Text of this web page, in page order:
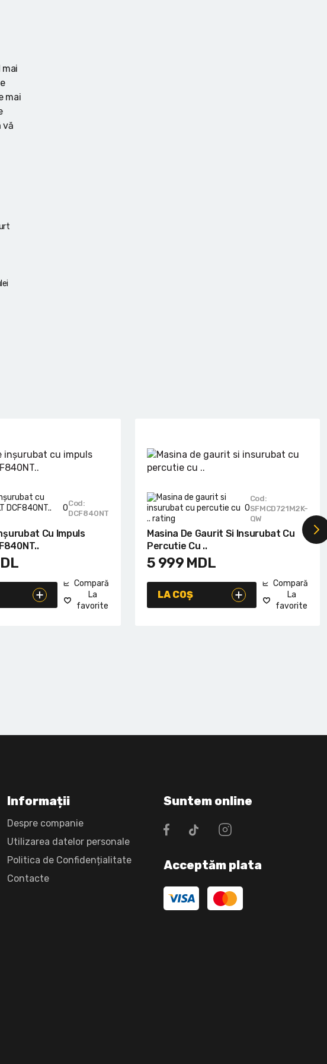
mai
mai
vă
0Cod:
DCF840NT
Cu Impuls
Compară
La
favorite
0
Cod:
SFMCD721M2K-
QW
Masina De Gaurit Si Insurubat Cu
Percutie Cu ..
5 999 MDL
LA COȘ
Compară
La
favorite
Informații
Despre companie
Utilizarea datelor personale
Politica de Confidențialitate
Сontacte
Suntem online
Acceptăm plata